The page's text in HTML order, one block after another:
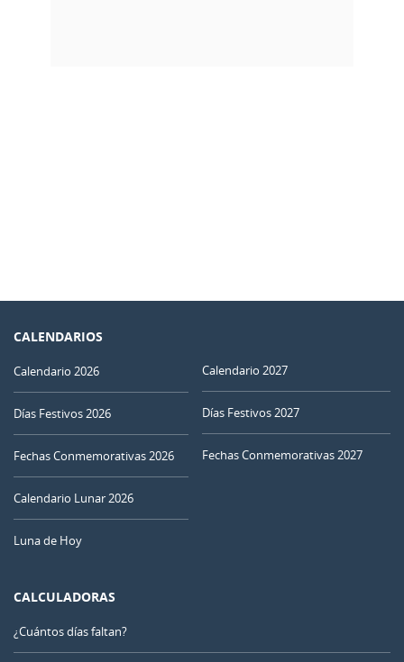
CALENDARIOS
Calendario 2026
Días Festivos 2026
Fechas Conmemorativas 2026
Calendario Lunar 2026
Luna de Hoy
Calendario 2027
Días Festivos 2027
Fechas Conmemorativas 2027
CALCULADORAS
¿Cuántos días faltan?